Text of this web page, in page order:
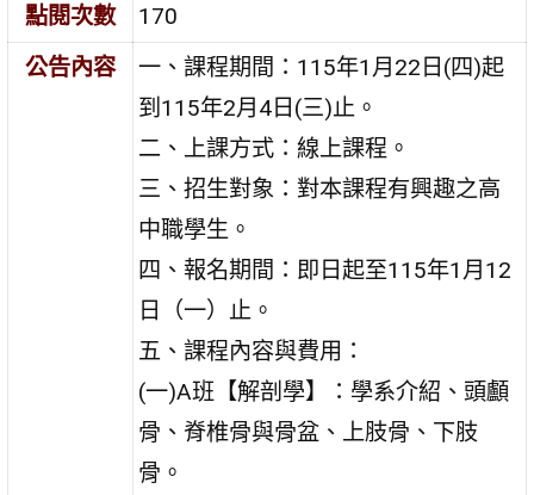
點閱次數
170
公告內容
一、課程期間：115年1月22日(四)起
到115年2月4日(三)止。
二、上課方式：線上課程。
三、招生對象：對本課程有興趣之高
中職學生。
四、報名期間：即日起至115年1月12
日（一）止。
五、課程內容與費用：
(一)A班【解剖學】：學系介紹、頭顱
骨、脊椎骨與骨盆、上肢骨、下肢
骨。